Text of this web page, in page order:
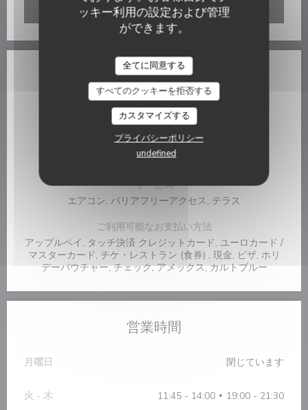
ッキー利用の設定および管理
ができます。
全てに同意する
すべてのクッキーを拒否する
カスタマイズする
プライバシーポリシー
undefined
Waze Map が無効になっています。 許可
店舗情報
料理
伝統的な, 新鮮な製品, 自家製
ビジネスタイプ
Brasserie
サービス
エアコン, バリアフリーアクセス, テラス
ご利用可能なお支払い方法
アップルペイ, タッチ決済 クレジットカード, ユーロカード /
マスターカード, チケ・レストラン (食券) , 現金, ビザ, ホリ
デーバウチャー, チェック, アメックス, カルトブルー
営業時間
月曜日 閉じています
火 - 木 11:45 - 14:00 • 19:00 - 21:30
Azzurro